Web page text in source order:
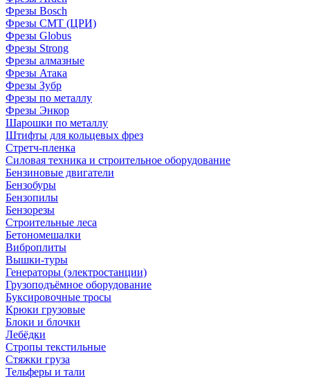
Фрезы Bosch
Фрезы CMT (ЦРИ)
Фрезы Globus
Фрезы Strong
Фрезы алмазные
Фрезы Атака
Фрезы Зубр
Фрезы по металлу
Фрезы Энкор
Шарошки по металлу
Штифты для кольцевых фрез
Стретч-пленка
Силовая техника и строительное оборудование
Бензиновые двигатели
Бензобуры
Бензопилы
Бензорезы
Строительные леса
Бетономешалки
Виброплиты
Вышки-туры
Генераторы (электростанции)
Грузоподъёмное оборудование
Буксировочные тросы
Крюки грузовые
Блоки и блочки
Лебёдки
Стропы текстильные
Стяжки груза
Тельферы и тали